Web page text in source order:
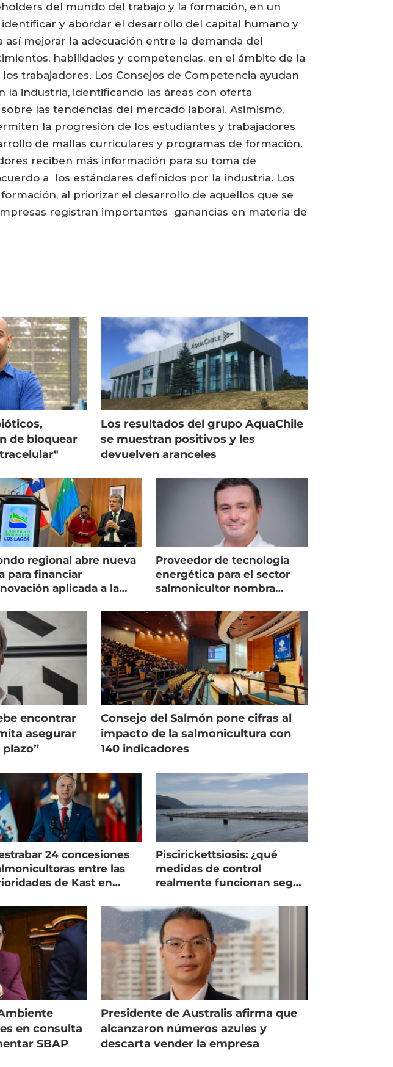
del mundo del trabajo y la formación, en un
y abordar el desarrollo del capital humano y
así mejorar la adecuación entre la demanda del
habilidades y competencias, en el ámbito de la
trabajadores. Los Consejos de Competencia ayudan
la industria, identificando las áreas con oferta
las tendencias del mercado laboral. Asimismo,
la progresión de los estudiantes y trabajadores
de mallas curriculares y programas de formación.
reciben más información para su toma de
a los estándares definidos por la industria. Los
al priorizar el desarrollo de aquellos que se
registran importantes ganancias en materia de
de bloquear
Los resultados del grupo AquaChile
se muestran positivos y les
devuelven aranceles
regional abre nueva
para financiar
aplicada a la
Proveedor de tecnología
energética para el sector
salmonicultor nombra
encontrar
asegurar
Consejo del Salmón pone cifras al
impacto de la salmonicultura con
140 indicadores
24 concesiones
entre las
de Kast en
Piscirickettsiosis: ¿qué
medidas de control
realmente funcionan según
en consulta
SBAP
Presidente de Australis afirma que
alcanzaron números azules y
descarta vender la empresa